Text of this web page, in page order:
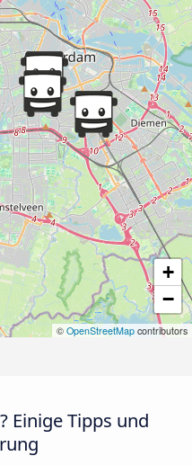
+
−
© OpenStreetMap contributors
Einige Tipps und